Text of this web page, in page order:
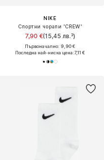
NIKE
Спортни чорапи 'CREW'
7,90 €(15,45 лв.³)
Първоначално: 9,90 €
Последна най-ниска цена:7,11 €